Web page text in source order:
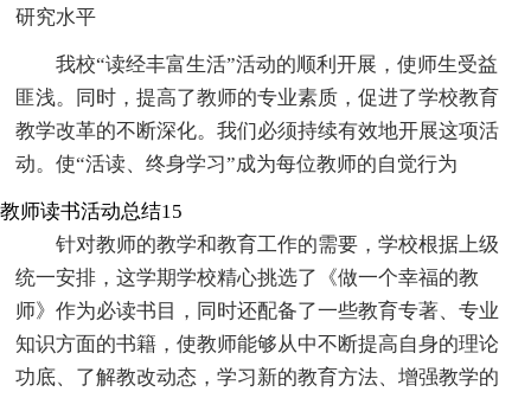
研究水平
我校“读经丰富生活”活动的顺利开展，使师生受益
匪浅。同时，提高了教师的专业素质，促进了学校教育
教学改革的不断深化。我们必须持续有效地开展这项活
动。使“活读、终身学习”成为每位教师的自觉行为
教师读书活动总结15
针对教师的教学和教育工作的需要，学校根据上级
统一安排，这学期学校精心挑选了《做一个幸福的教
师》作为必读书目，同时还配备了一些教育专著、专业
知识方面的书籍，使教师能够从中不断提高自身的理论
功底、了解教改动态，学习新的教育方法、增强教学的